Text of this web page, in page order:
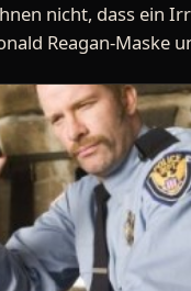
nicht, dass ein
Reagan-Maske